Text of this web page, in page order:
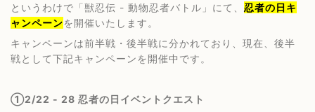
というわけで「獣忍伝 - 動物忍者バトル」にて、 忍者の日キ
ャンペーンを開催いたします。
キャンペーンは前半戦・後半戦に分かれており、現在、後半
戦として下記キャンペーンを開催中です。
①2/22 - 28 忍者の日イベントクエスト